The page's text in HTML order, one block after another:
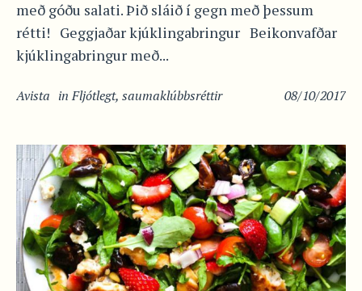
með góðu salati. Þið sláið í gegn með þessum
rétti! Geggjaðar kjúklingabringur Beikonvafðar
kjúklingabringur með...
08/10/2017
Avista inFljótlegt, saumaklúbbsréttir